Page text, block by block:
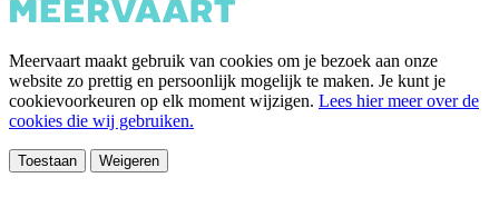
Meervaart maakt gebruik van cookies om je bezoek aan onze
website zo prettig en persoonlijk mogelijk te maken. Je kunt je
cookievoorkeuren op elk moment wijzigen. Lees hier meer over de
cookies die wij gebruiken.
Toestaan Weigeren